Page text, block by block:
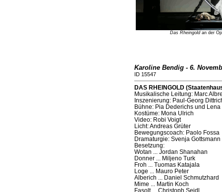
Das Rheingoldan der
Karoline Bendig - 6.
ID 15547
DAS RHEINGOLD
Musikalische Leitung: Marc
Inszenierung: Paul-Georg
Bühne: Pia Dederichs und Lena
Kostüme: Mona Ulrich
Video: Robi Voigt
Licht: Andreas Grüter
Bewegungscoach: Paolo Fossa
Dramaturgie: Svenja Gottsmann
Besetzung:
Wotan ... Jordan Shanahan
Donner ... Miljeno Turk
Froh ... Tuomas Katajala
Loge ... Mauro Peter
Alberich ... Daniel Schmutzhard
Mime ... Martin Koch
Fasolt ... Christoph Seidl